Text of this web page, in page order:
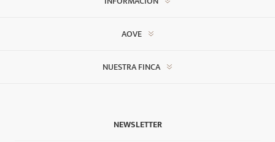
AOVE
NUESTRA FINCA
NEWSLETTER